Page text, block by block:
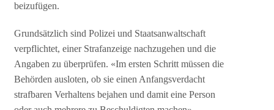
beizufügen.
Grundsätzlich sind Polizei und Staatsanwaltschaft
verpflichtet, einer Strafanzeige nachzugehen und die
Angaben zu überprüfen. «Im ersten Schritt müssen die
Behörden ausloten, ob sie einen Anfangsverdacht
strafbaren Verhaltens bejahen und damit eine Person